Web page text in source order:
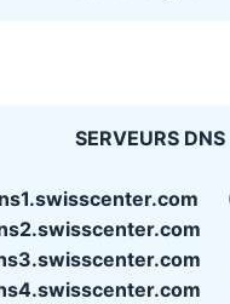
SERVEURS
ns1.swisscenter.com